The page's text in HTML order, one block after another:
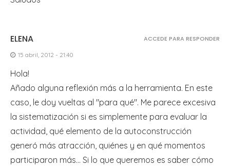
ELENA
15 abril, 2012 - 21:40
Hola!
Añado alguna reflexión más a la herramienta. En este
caso, le doy vueltas al "para qué". Me parece excesiva
la sistematización si es simplemente para evaluar la
actividad, qué elemento de la autoconstrucción
generó más atracción, quiénes y en qué momentos
participaron más… Si lo que queremos es saber cómo
ACCEDE PARA RESPONDER